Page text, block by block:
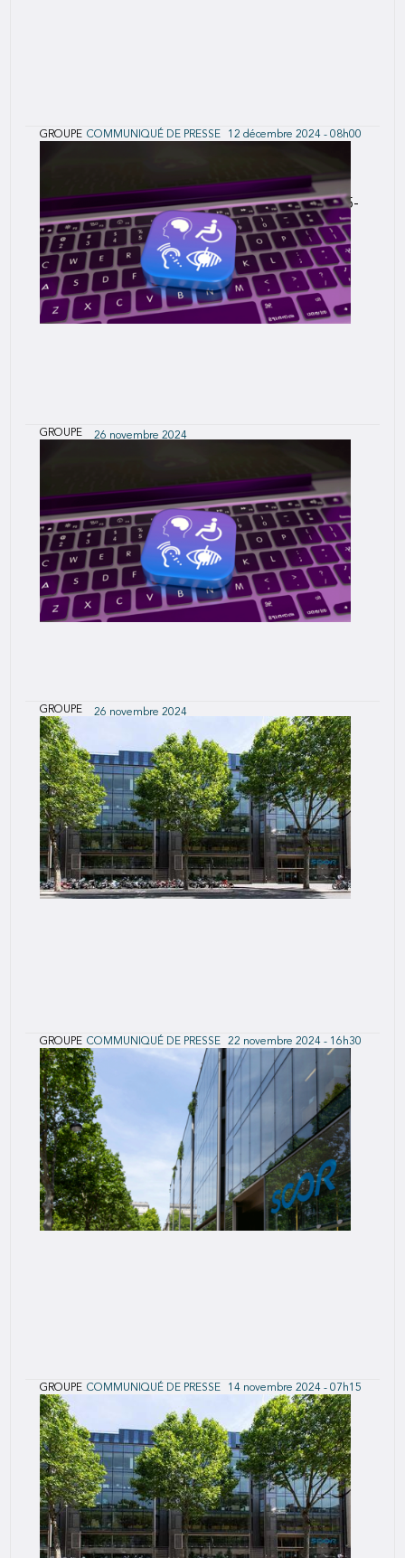
GROUPE COMMUNIQUÉ DE PRESSE 12 décembre 2024 - 08h00
SCOR confirme ses objectifs principaux et son
ambition de créer une valeur significative en 2025-
2026
GROUPE 26 novembre 2024
accessibilité de SCOR.com
GROUPE 26 novembre 2024
Déclaration d’accessibilité
GROUPE COMMUNIQUÉ DE PRESSE 22 novembre 2024 - 16h30
SCOR annonce la mise à disposition de la
Note d'Information et du Document Autres
Informations concernant l'offre sur MRM
GROUPE COMMUNIQUÉ DE PRESSE 14 novembre 2024 - 07h15
Résultats du troisième trimestre 2024
Revue 2024 des hypothèses L&H achevée, ratio
de solvabilité Groupe de 203 %